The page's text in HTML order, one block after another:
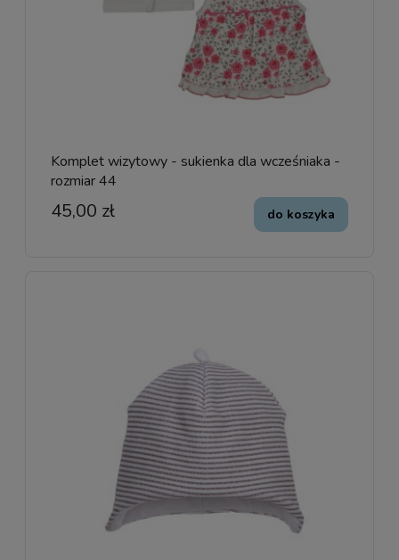
Komplet wizytowy - sukienka dla wcześniaka -
rozmiar 44
45,00 zł do koszyka